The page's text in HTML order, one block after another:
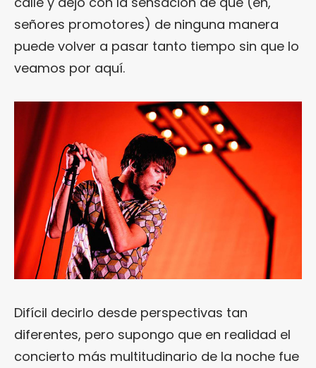
señores promotores) de ninguna manera
puede volver a pasar tanto tiempo sin que lo
veamos por aquí.
Difícil decirlo desde perspectivas tan
diferentes, pero supongo que en realidad el
concierto más multitudinario de la noche fue